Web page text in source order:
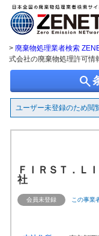
> 廃棄物処理業者検索
式会社の廃棄物処理許可情
search
ユーザー未登録のため閲
ＦＩＲＳＴ．Ｌ
社
会員未登録 この事業